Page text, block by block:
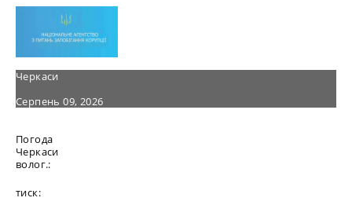
Черкаси
Серпень 09, 2026
Погода
Черкаси
волог.:
тиск: